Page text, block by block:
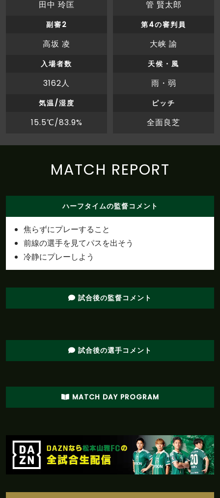
田中 玲匡 管 賢太郎
副審2
高坂 凌
第4の審判員
大峡 諭
入場者数
3162人
天候・風
雨・弱
気温/湿度
15.5℃/83.9%
ピッチ
全面良芝
MATCH REPORT
ハーフタイムの監督コメント
焦らずにプレーすること
前線の選手を見てパスを出そう
冷静にプレーしよう
試合後の監督コメント
試合後の選手コメント
MATCH DAY PROGRAM